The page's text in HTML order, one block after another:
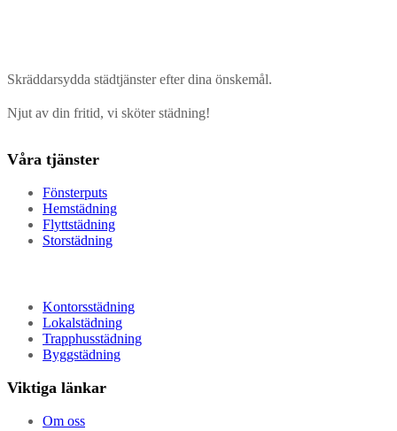
Skräddarsydda städtjänster efter dina önskemål.
Njut av din fritid, vi sköter städning!
Våra tjänster
Fönsterputs
Hemstädning
Flyttstädning
Storstädning
Kontorsstädning
Lokalstädning
Trapphusstädning
Byggstädning
Viktiga länkar
Om oss